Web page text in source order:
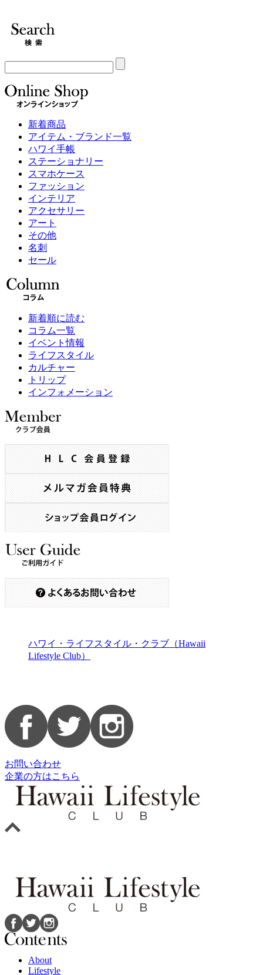
新着商品
アイテム・ブランド一覧
ハワイ手帳
ステーショナリー
スマホケース
ファッション
インテリア
アクセサリー
アート
その他
名刺
セール
新着順に読む
コラム一覧
イベント情報
ライフスタイル
カルチャー
トリップ
インフォメーション
ハワイ・ライフスタイル・クラブ（Hawaii
Lifestyle Club）
お問い合わせ
企業の方はこちら
About
Lifestyle